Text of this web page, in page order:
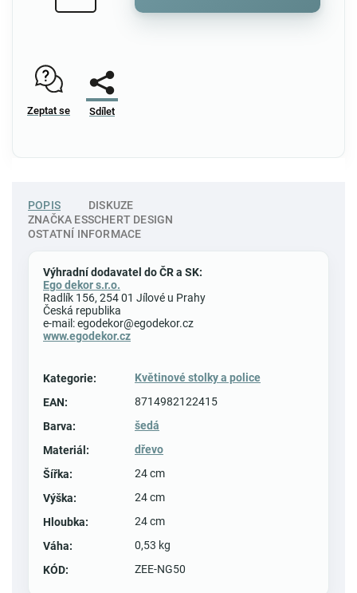
Zeptat se Sdílet
POPIS
DISKUZE
ZNAČKA ESSCHERT DESIGN
OSTATNÍ INFORMACE
Výhradní dodavatel do ČR a SK:
Ego dekor s.r.o.
Radlík 156, 254 01 Jílové u Prahy
Česká republika
e-mail: egodekor@egodekor.cz
www.egodekor.cz
Kategorie:
Květinové stolky a police
EAN:
8714982122415
Barva:
šedá
Materiál :
dřevo
Šířka:
24 cm
Výška:
24 cm
Hloubka:
24 cm
Váha:
0,53 kg
KÓD: ZEE-NG50